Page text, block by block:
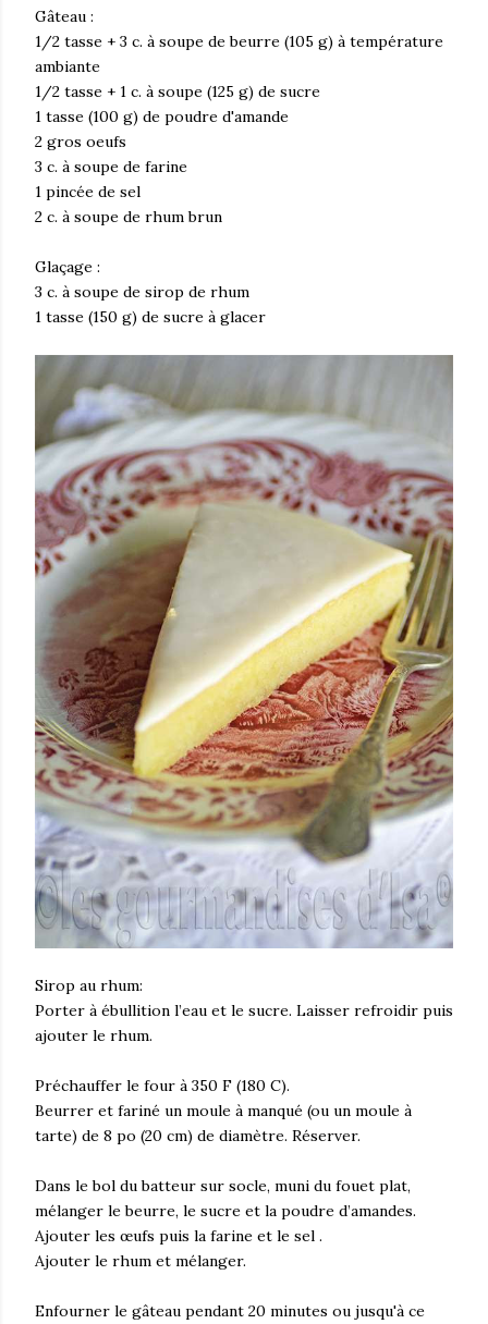
Gâteau :
1/2 tasse + 3 c. à soupe de beurre (105 g) à température
ambiante
1/2 tasse + 1 c. à soupe (125 g) de sucre
1 tasse (100 g) de poudre d'amande
2 gros oeufs
3 c. à soupe de farine
1 pincée de sel
2 c. à soupe de rhum brun
Glaçage :
3 c. à soupe de sirop de rhum
1 tasse (150 g) de sucre à glacer
Sirop au rhum:
Porter à ébullition l’eau et le sucre. Laisser refroidir puis
ajouter le rhum.
Préchauffer le four à 350 F (180 C).
Beurrer et fariné un moule à manqué (ou un moule à
tarte) de 8 po (20 cm) de diamètre. Réserver.
Dans le bol du batteur sur socle, muni du fouet plat,
mélanger le beurre, le sucre et la poudre d’amandes.
Ajouter les œufs puis la farine et le sel .
Ajouter le rhum et mélanger.
Enfourner le gâteau pendant 20 minutes ou jusqu'à ce